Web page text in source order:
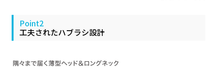
Point2
工夫されたハブラシ設計